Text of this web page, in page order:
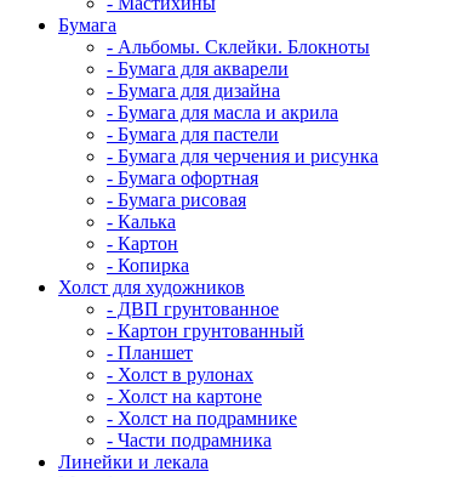
Бумага
- Альбомы. Склейки. Блокноты
- Бумага для акварели
- Бумага для дизайна
- Бумага для масла и акрила
- Бумага для пастели
- Бумага для черчения и рисунка
- Бумага офортная
- Бумага рисовая
- Калька
- Картон
- Копирка
Холст для художников
- ДВП грунтованное
- Картон грунтованный
- Планшет
- Холст в рулонах
- Холст на картоне
- Холст на подрамнике
- Части подрамника
Линейки и лекала